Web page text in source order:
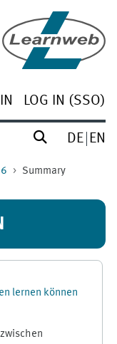
LOG IN (SSO)
DE EN
Summary
lernen können